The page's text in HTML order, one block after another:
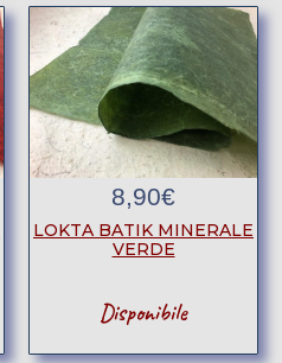
8,90€
LOKTA BATIK MINERALE
VERDE
Disponibile